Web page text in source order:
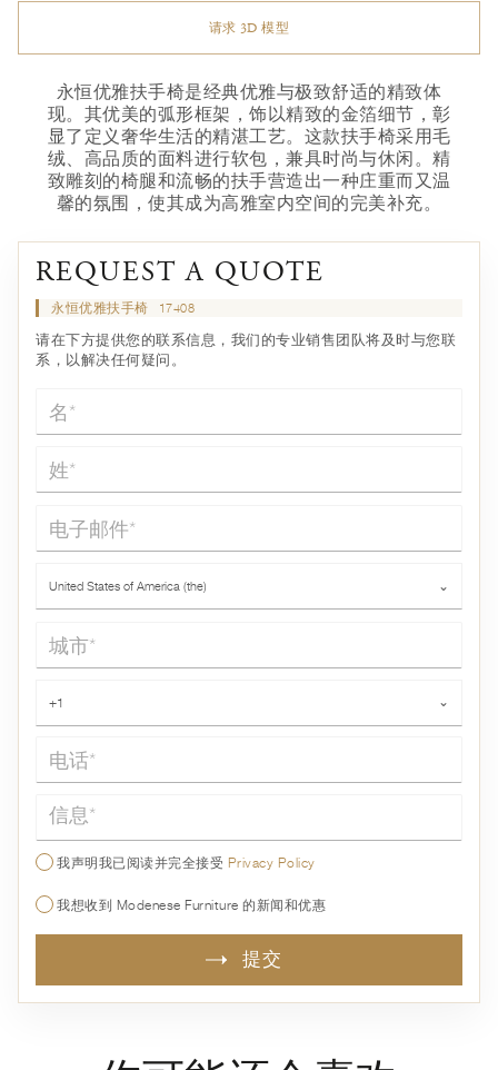
请求 3D 模型
永恒优雅扶手椅是经典优雅与极致舒适的精致体
现。其优美的弧形框架，饰以精致的金箔细节，彰
显了定义奢华生活的精湛工艺。这款扶手椅采用毛
绒、高品质的面料进行软包，兼具时尚与休闲。精
致雕刻的椅腿和流畅的扶手营造出一种庄重而又温
馨的氛围，使其成为高雅室内空间的完美补充。
REQUEST A QUOTE
永恒优雅扶手椅 17408
请在下方提供您的联系信息，我们的专业销售团队将及时与您联
系，以解决任何疑问。
名*
姓*
电子邮件*
United States of America (the) ⌄
城市*
+1 ⌄
信息*
我声明我已阅读并完全接受 Privacy Policy
我想收到 Modenese Furniture 的新闻和优惠
提交